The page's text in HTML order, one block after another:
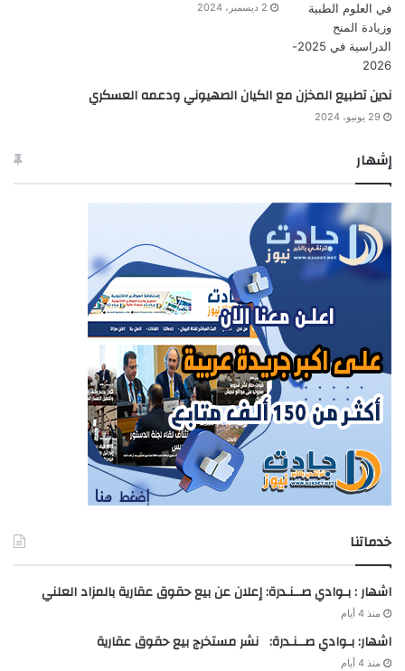
2 ديسمبر، 2024
ندين تطبيع المخزن مع الكيان الصهيوني ودعمه العسكري
29 يونيو، 2024
إشهار
خدماتنا
اشهار : بـوادي صــنـدرة: إعلان عن بيع حقوق عقارية بالمزاد العلني
منذ 4 أيام
اشهار: بـوادي صــنـدرة: نشر مستخرج بيع حقوق عقارية
منذ 4 أيام